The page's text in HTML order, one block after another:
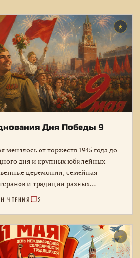
★
Дня Победы 9
менялось от торжеств 1945 года до
дня и крупных юбилейных
церемонии, семейная
и традиции разных…
ЧТЕНИЯ 2
★